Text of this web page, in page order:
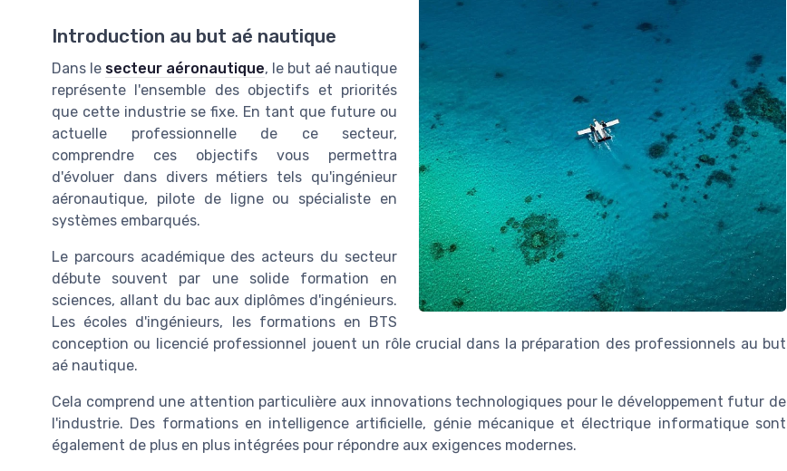
Introduction au but aé nautique
Dans le secteur aéronautique, le but aé nautique
représente l'ensemble des objectifs et priorités
que cette industrie se fixe. En tant que future ou
actuelle professionnelle de ce secteur,
comprendre ces objectifs vous permettra
d'évoluer dans divers métiers tels qu'ingénieur
aéronautique, pilote de ligne ou spécialiste en
systèmes embarqués.
Le parcours académique des acteurs du secteur
débute souvent par une solide formation en
sciences, allant du bac aux diplômes d'ingénieurs.
Les écoles d'ingénieurs, les formations en BTS
conception ou licencié professionnel jouent un rôle crucial dans la préparation des professionnels au but
aé nautique.
Cela comprend une attention particulière aux innovations technologiques pour le développement futur de
l'industrie. Des formations en intelligence artificielle, génie mécanique et électrique informatique sont
également de plus en plus intégrées pour répondre aux exigences modernes.